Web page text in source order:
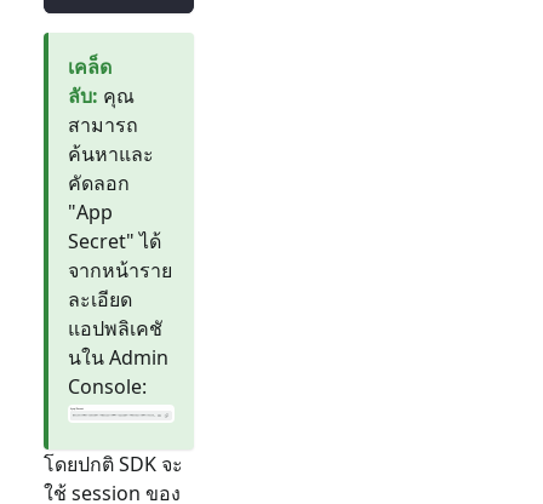
เคล็ด
ลับ: คุณ
สามารถ
ค้นหาและ
คัดลอก
"App
Secret" ได้
จากหน้าราย
ละเอียด
แอปพลิเคชั
นใน Admin
Console:
โดยปกติ SDK จะ
ใช้ session ของ